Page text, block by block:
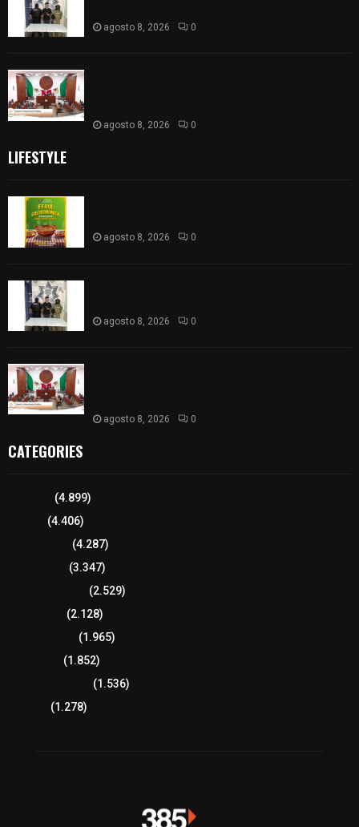
agosto 8, 2026 0
agosto 8, 2026 0
LIFESTYLE
agosto 8, 2026 0
agosto 8, 2026 0
agosto 8, 2026 0
CATEGORIES
(4.899)
(4.406)
(4.287)
(3.347)
(2.529)
(2.128)
(1.965)
(1.852)
(1.536)
(1.278)